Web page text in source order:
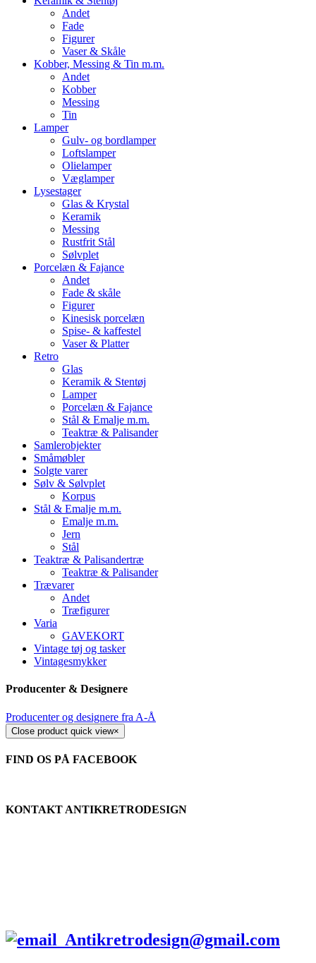
Andet
Fade
Figurer
Vaser & Skåle
Kobber, Messing & Tin m.m.
Andet
Kobber
Messing
Tin
Lamper
Gulv- og bordlamper
Loftslamper
Olielamper
Væglamper
Lysestager
Glas & Krystal
Keramik
Messing
Rustfrit Stål
Sølvplet
Porcelæn & Fajance
Andet
Fade & skåle
Figurer
Kinesisk porcelæn
Spise- & kaffestel
Vaser & Platter
Retro
Glas
Keramik & Stentøj
Lamper
Porcelæn & Fajance
Stål & Emalje m.m.
Teaktræ & Palisander
Samlerobjekter
Småmøbler
Solgte varer
Sølv & Sølvplet
Korpus
Stål & Emalje m.m.
Emalje m.m.
Jern
Stål
Teaktræ & Palisandertræ
Teaktræ & Palisander
Trævarer
Andet
Træfigurer
Varia
GAVEKORT
Vintage tøj og tasker
Vintagesmykker
Producenter & Designere
Producenter og designere fra A-Å
Close product quick view×
FIND OS PÅ FACEBOOK
KONTAKT ANTIKRETRODESIGN
Antikretrodesign@gmail.com